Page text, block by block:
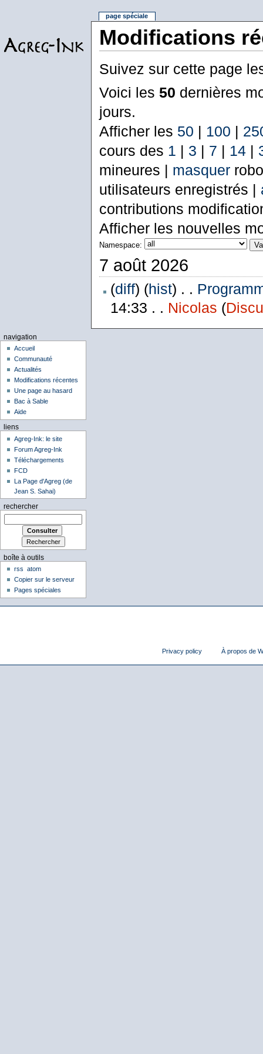
Modifications
Suivez sur cette page
Voici les 50 dernières
jours.
Afficher les 50 | 100 |
cours des 1 | 3 | 7 | 14|
mineures | masquer
utilisateurs enregistrés |
contributions
Afficher les nouvelles
Namespace:
7 août 2026
(diff) (hist) . .
14:33 . . Nicolas (
page spéciale
navigation
Accueil
Communauté
Actualités
Modifications récentes
Une page au hasard
Bac à Sable
Aide
liens
Agreg-Ink: le site
Forum Agreg-Ink
Téléchargements
FCD
La Page d'Agreg (de
Jean S. Sahai)
rechercher
boîte à outils
rss
atom
Copier sur le serveur
Pages spéciales
Privacy policy À propos de